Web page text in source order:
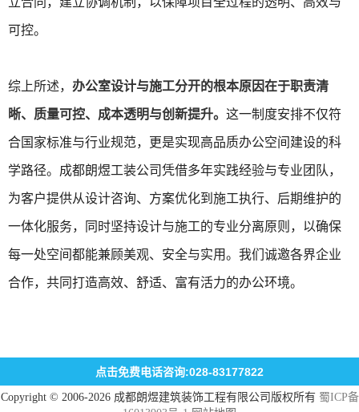
可控。
综上所述， 办公室设计与施工分开的根本原因在于职责清
晰、质量可控、成本透明与创新提升。 这一制度安排不仅符
合国家标准与行业规范，更是实现高品质办公空间建设的科
学路径。成都朗煜工装公司凭借多年实践经验与专业团队，
为客户提供从设计咨询、方案优化到施工执行、后期维护的
一体化服务，同时坚持设计与施工的专业分离原则，以确保
每一处空间都能兼顾美观、安全与实用。我们诚邀各界企业
合作，共同打造高效、舒适、富有活力的办公环境。
点击免费电话咨询:028-83177822
Copyright © 2006-2026 成都朗煜建筑装饰工程有限公司版权所有 蜀ICP备